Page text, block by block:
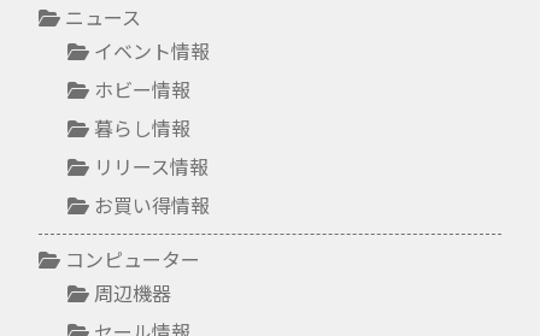
ニュース
イベント情報
ホビー情報
暮らし情報
リリース情報
お買い得情報
コンピューター
周辺機器